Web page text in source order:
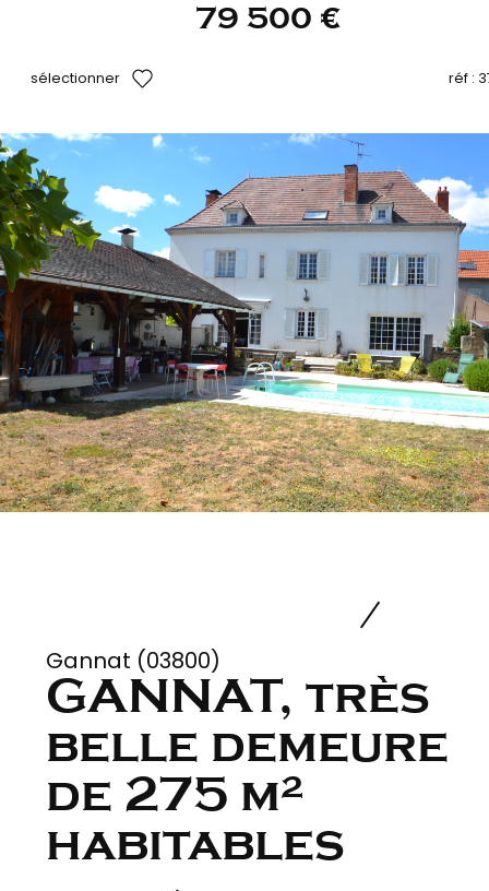
79 500 €
sélectionner réf :
Gannat (03800)
GANNAT, très
belle demeure
de 275 m²
habitables